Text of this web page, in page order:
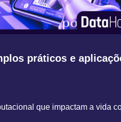
práticos e
que impactam a vida